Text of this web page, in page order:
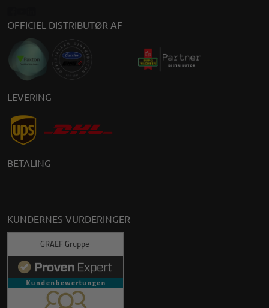
OFFICIEL DISTRIBUTØR AF
LEVERING
BETALING
KUNDERNES VURDERINGER